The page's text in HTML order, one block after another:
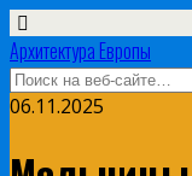
Архитектура Европы
06.11.2025